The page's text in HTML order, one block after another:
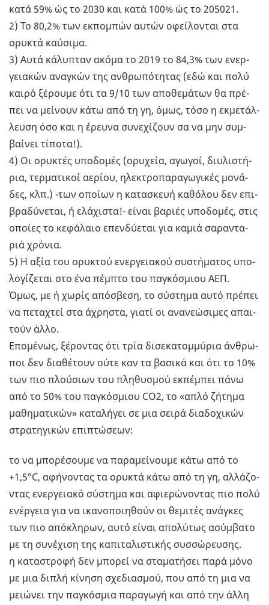
κατά 59% ώς το 2030 και κατά 100% ώς το 205021.
2) Το 80,2% των εκ­πο­μπών αυτών οφεί­λο­νται στα
ορυ­κτά καύ­σι­μα.
3) Αυτά κά­λυ­πταν ακόμα το 2019 το 84,3% των ενερ­
γεια­κών ανα­γκών της αν­θρω­πό­τη­τας (εδώ και πολύ
καιρό ξέ­ρου­με ότι τα 9/10 των απο­θε­μά­των θα πρέ­
πει να μεί­νουν κάτω από τη γη, όμως, τόσο η εκ­με­τάλ­
λευ­ση όσο και η έρευ­να συ­νε­χί­ζουν σα να μην συμ­
βαί­νει τί­πο­τα!).
4) Οι ορυ­κτές υπο­δο­μές (ορυ­χεία, αγω­γοί, δι­υ­λι­στή­
ρια, τερ­μα­τι­κοί αε­ρί­ου, ηλε­κτρο­πα­ρα­γω­γι­κές μο­νά­
δες, κλπ.) -των οποί­ων η κα­τα­σκευή κα­θό­λου δεν επι­
βρα­δύ­νε­ται, ή ελά­χι­στα!- είναι βα­ριές υπο­δο­μές, στις
οποί­ες το κε­φά­λαιο επεν­δύ­ε­ται για καμιά σα­ρα­ντα­
ριά χρό­νια.
5) Η αξία του ορυ­κτού ενερ­γεια­κού συ­στή­μα­τος υπο­
λο­γί­ζε­ται στο ένα πέμ­πτο του πα­γκό­σμιου ΑΕΠ.
Όμως, με ή χωρίς από­σβε­ση, το σύ­στη­μα αυτό πρέ­πει
να πε­τα­χτεί στα άχρη­στα, γιατί οι ανα­νε­ώ­σι­μες απαι­
τούν άλλο.
Επο­μέ­νως, ξέ­ρο­ντας ότι τρία δι­σε­κα­τομ­μύ­ρια άν­θρω­
ποι δεν δια­θέ­τουν ούτε καν τα βα­σι­κά και ότι το 10%
των πιο πλού­σιων του πλη­θυ­σμού εκ­πέ­μπει πάνω
από το 50% του πα­γκό­σμιου CO2, το «απλό ζή­τη­μα
μα­θη­μα­τι­κών» κα­τα­λή­γει σε μια σειρά δια­δο­χι­κών
στρα­τη­γι­κών επι­πτώ­σε­ων:
το να μπο­ρέ­σου­με να πα­ρα­μεί­νου­με κάτω από το
+1,5°C, αφή­νο­ντας τα ορυ­κτά κάτω από τη γη, αλ­λά­ζο­
ντας ενερ­γεια­κό σύ­στη­μα και αφιε­ρώ­νο­ντας πιο πολύ
ενέρ­γεια για να ικα­νο­ποι­η­θούν οι θε­μι­τές ανά­γκες
των πιο από­κλη­ρων, αυτό είναι απο­λύ­τως ασύμ­βα­το
με τη συ­νέ­χι­ση της κα­πι­τα­λι­στι­κής συσ­σώ­ρευ­σης.
η κα­τα­στρο­φή δεν μπο­ρεί να στα­μα­τή­σει παρά μόνο
με μια διπλή κί­νη­ση σχε­δια­σμού, που από τη μια να
μειώ­νει την πα­γκό­σμια πα­ρα­γω­γή και από την άλλη